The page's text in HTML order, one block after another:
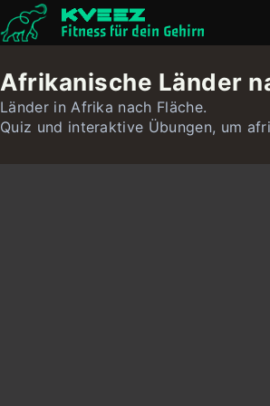
Fitness für dein Gehirn
Afrikanische Länder
Länder in Afrika nach Fläche.
Quiz und interaktive Übungen, um